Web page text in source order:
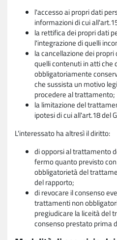
l'accesso ai propri dati
informazioni di cui
la rettifica dei propri dati
l'integrazione di quelli
la cancellazione dei
quelli contenuti in atti che
obbligatoriamente
che sussista un motivo
procedere al trattamento;
la limitazione del
ipotesi di cui all'art.18 del
L'interessato ha altresì il diritto:
di opporsi al trattamento
fermo quanto previsto
obbligatorietà del
del rapporto;
di revocare il consenso
trattamenti non
pregiudicare la liceità del
consenso prestato prima